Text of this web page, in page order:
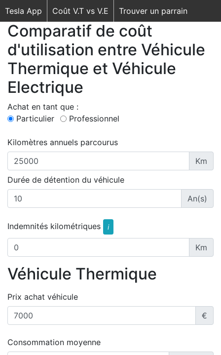
Tesla App Coût V.T vs V.E Trouver un parrain
Comparatif de coût
d'utilisation entre Véhicule
Thermique et Véhicule
Electrique
Achat en tant que :
Particulier
Professionnel
Kilomètres annuels parcourus
Km
Durée de détention du véhicule
An(s)
Indemnités kilométriques i
Km
Véhicule Thermique
Prix achat véhicule
€
Consommation moyenne